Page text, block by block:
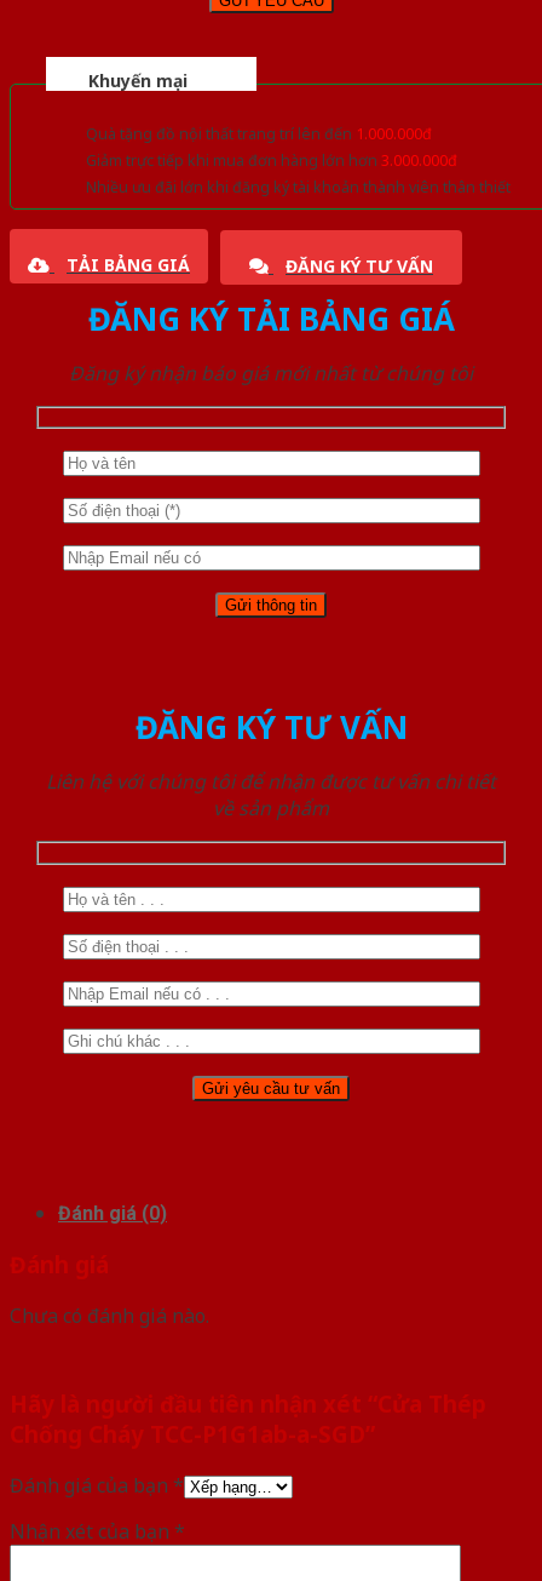
Khuyến mại
Quà tặng đồ nội thất trang trí lên đến 1.000.000đ
Giảm trực tiếp khi mua đơn hàng lớn hơn 3.000.000đ
Nhiều ưu đãi lớn khi đăng ký tài khoản thành viên thân thiết
TẢI BẢNG GIÁ ĐĂNG KÝ TƯ VẤN
ĐĂNG KÝ TẢI BẢNG GIÁ
Đăng ký nhận báo giá mới nhất từ chúng tôi
ĐĂNG KÝ TƯ VẤN
Liên hệ với chúng tôi để nhận được tư vấn chi tiết
về sản phẩm
Đánh giá (0)
Đánh giá
Chưa có đánh giá nào.
Hãy là người đầu tiên nhận xét “Cửa Thép
Chống Cháy TCC-P1G1ab-a-SGD”
Đánh giá của bạn *
Nhận xét của bạn *